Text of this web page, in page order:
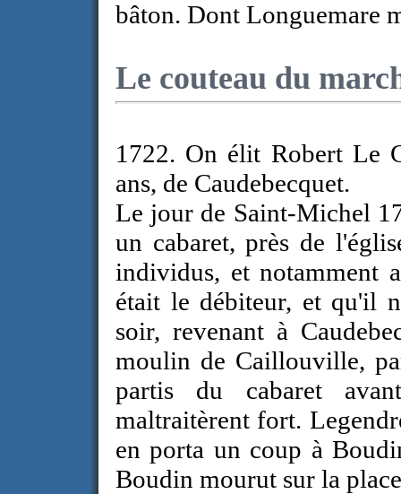
bâton. Dont Longuemare
Le couteau du
1722. On élit Robert Le
ans, de Caudebecquet.
Le jour de Saint-Michel
un cabaret, près de
individus, et notamment
était le débiteur, et qu'il
soir, revenant à
moulin de Caillouville,
partis du cabaret
maltraitèrent fort.
en porta un coup à
Boudin mourut sur la